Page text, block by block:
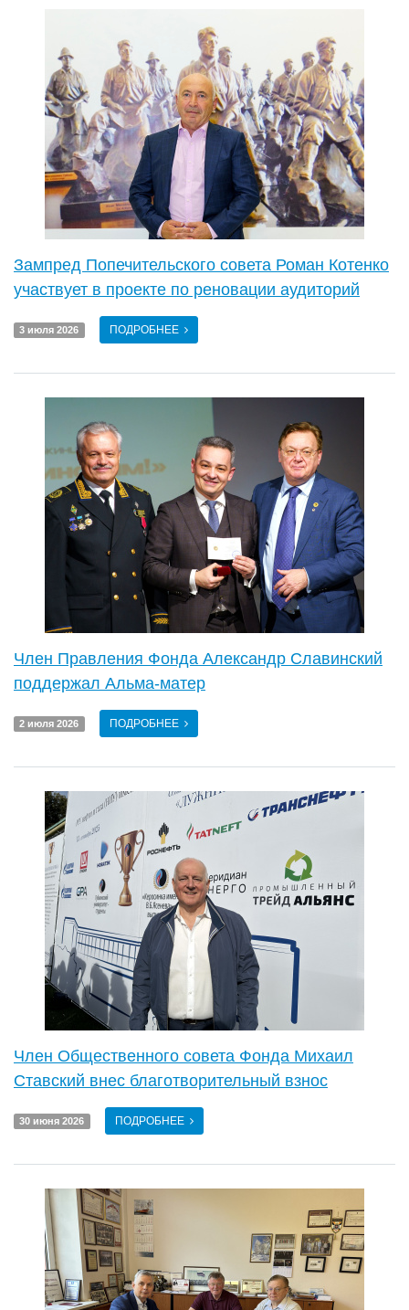
Зампред Попечительского совета Роман Котенко
участвует в проекте по реновации аудиторий
3 июля 2026 ПОДРОБНЕЕ
Член Правления Фонда Александр Славинский
поддержал Альма-матер
2 июля 2026 ПОДРОБНЕЕ
Член Общественного совета Фонда Михаил
Ставский внес благотворительный взнос
30 июня 2026 ПОДРОБНЕЕ